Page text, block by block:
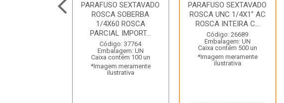
PARAFUSO SEXTAVADO
ROSCA SOBERBA
1/4X60 ROSCA
PARCIAL IMPORT...
Código: 37764
Embalagem: UN
Caixa contém 100 un
*Imagem meramente
ilustrativa
PARAFUSO SEXTAVADO
ROSCA UNC 1/4X1” AC
ROSCA INTEIRA C...
Código: 26689
Embalagem: UN
Caixa contém 500 un
*Imagem meramente
ilustrativa